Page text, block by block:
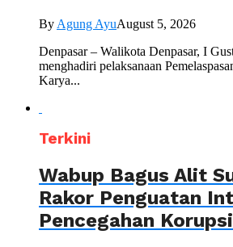
By Agung AyuAugust 5, 2026
Denpasar – Walikota Denpasar, I
menghadiri pelaksanaan
Karya...
Terkini
Wabup Bagus Alit
Rakor Penguatan
Pencegahan